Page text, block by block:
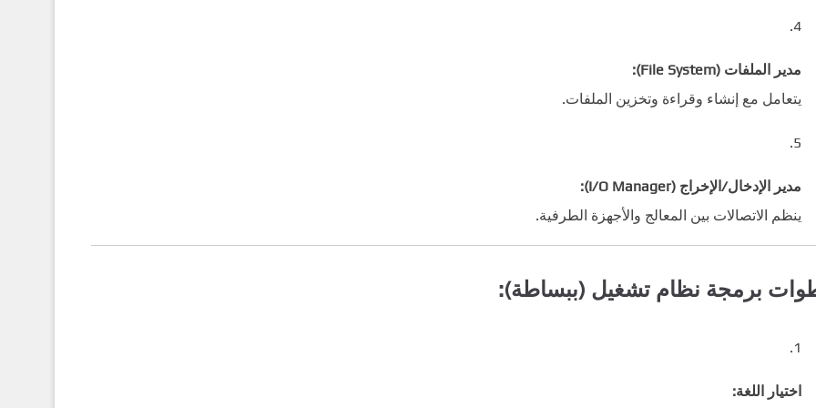
مدير الملفات (File System):
يتعامل مع إنشاء وقراءة وتخزين الملفات.
مدير الإدخال/الإخراج (I/O Manager):
ينظم الاتصالات بين المعالج والأجهزة الطرفية.
برمجة نظام تشغيل (ببساطة):
اختيار اللغة: